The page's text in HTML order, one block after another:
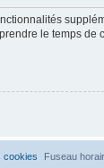
le temps de
Fuseau
cookies